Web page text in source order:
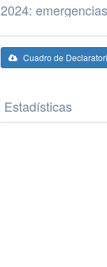
2024:
Cuadro de
Estadísticas